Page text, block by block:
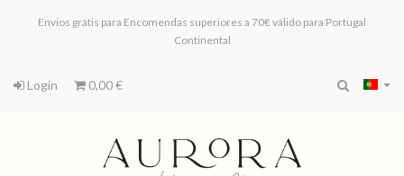
Envios grátis para Encomendas superiores a 70€ válido para Portugal
Continental
Login 0,00 €